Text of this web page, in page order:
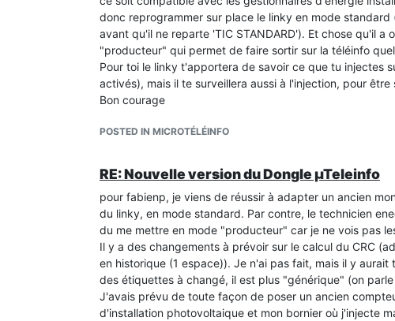
donc reprogrammer sur place le linky en mode
avant qu'il ne reparte 'TIC STANDARD'). Et chose qu'il
"producteur" qui permet de faire sortir sur la téléinfo
Pour toi le linky t'apportera de savoir ce que tu injectes
activés), mais il te surveillera aussi à l'injection, pour être
Bon courage
POSTED IN MICROTÉLÉINFO
RE: Nouvelle version du Dongle µTeleinfo
pour fabienp, je viens de réussir à adapter un ancien
du linky, en mode standard. Par contre, le technicien
du me mettre en mode "producteur" car je ne vois pas
Il y a des changements à prévoir sur le calcul du CRC
en historique (1 espace)). Je n'ai pas fait, mais il y
des étiquettes à changé, il est plus "générique" (on
J'avais prévu de toute façon de poser un ancien
d'installation photovoltaique et mon bornier où j'injecte